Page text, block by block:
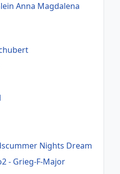
Anna Magdalena
Nights Dream
- Grieg-F-Major